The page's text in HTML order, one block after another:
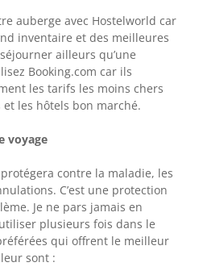
auberge avec Hostelworld car
inventaire et des meilleures
ailleurs qu’une
Booking.com car ils
les tarifs les moins chers
et les hôtels bon marché.
voyage
protégera contre la maladie, les
C’est une protection
Je ne pars jamais en
plusieurs fois dans le
qui offrent le meilleur
sont :